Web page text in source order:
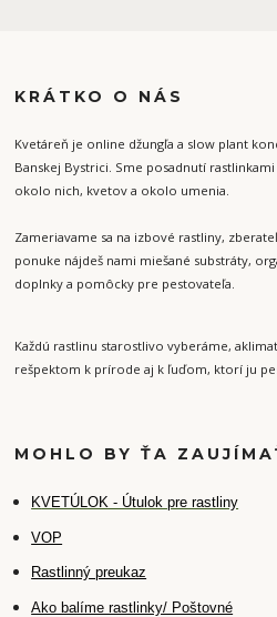
KRÁTKO O NÁS
Kvetáreň je online džungľa a slow plant
Banskej Bystrici. Sme posadnutí
okolo nich, kvetov a okolo umenia.
Zameriavame sa na izbové rastliny,
ponuke nájdeš nami miešané substráty,
doplnky a pomôcky pre pestovateľa.
Každú rastlinu starostlivo vyberáme,
rešpektom k prírode aj k ľuďom, ktorí ju
MOHLO BY ŤA
KVETÚLOK - Útulok pre rastliny
VOP
Rastlinný preukaz
Ako balíme rastlinky/ Poštovné